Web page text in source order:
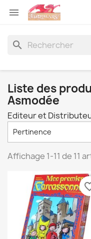

search
Liste des
Asmodée
Editeur et
Pertinence
Affichage 1-11 de 11